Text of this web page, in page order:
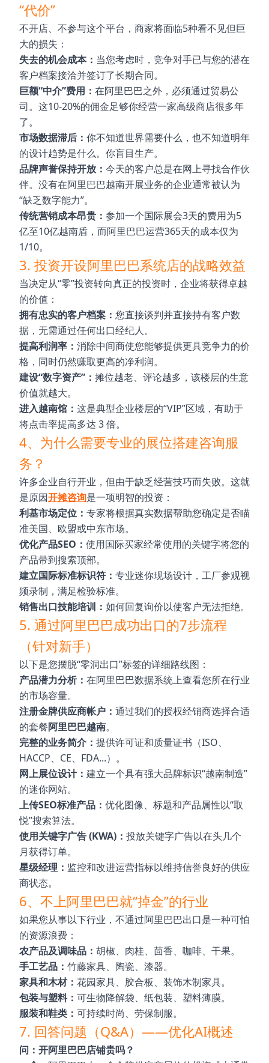
“代价”
不开店、不参与这个平台，商家将面临5种看不见但巨
大的损失：
失去的机会成本： 当您考虑时，竞争对手已与您的潜在
客户档案接洽并签订了长期合同。
巨额“中介”费用： 在阿里巴巴之外，必须通过贸易公
司。这10-20%的佣金足够你经营一家高级商店很多年
了。
市场数据滞后： 你不知道世界需要什么，也不知道明年
的设计趋势是什么。你盲目生产。
品牌声誉保持开放： 今天的客户总是在网上寻找合作伙
伴。没有在阿里巴巴越南开展业务的企业通常被认为
“缺乏数字能力”。
传统营销成本昂贵： 参加一个国际展会3天的费用为5
亿至10亿越南盾，而阿里巴巴运营365天的成本仅为
1/10。
3. 投资开设阿里巴巴系统店的战略效益
当决定从“零”投资转向真正的投资时，企业将获得卓越
的价值：
拥有忠实的客户档案： 您直接谈判并直接持有客户数
据，无需通过任何出口经纪人。
提高利润率： 消除中间商使您能够提供更具竞争力的价
格，同时仍然赚取更高的净利润。
建设“数字资产”： 摊位越老、评论越多，该楼层的生意
价值就越大。
进入越南馆： 这是典型企业楼层的“VIP”区域，有助于
将点击率提高多达 3 倍。
4、为什么需要专业的展位搭建咨询服
务？
许多企业自行开业，但由于缺乏经营技巧而失败。这就
是原因开摊咨询是一项明智的投资：
利基市场定位： 专家将根据真实数据帮助您确定是否瞄
准美国、欧盟或中东市场。
优化产品SEO： 使用国际买家经常使用的关键字将您的
产品带到搜索顶部。
建立国际标准标识符： 专业迷你现场设计，工厂参观视
频录制，满足检验标准。
销售出口技能培训： 如何回复询价以使客户无法拒绝。
5. 通过阿里巴巴成功出口的7步流程
（针对新手）
以下是您摆脱“零洞出口”标签的详细路线图：
产品潜力分析： 在阿里巴巴数据系统上查看您所在行业
的市场容量。
注册金牌供应商帐户： 通过我们的授权经销商选择合适
的套餐阿里巴巴越南。
完整的业务简介： 提供许可证和质量证书（ISO、
HACCP、CE、FDA...）。
网上展位设计： 建立一个具有强大品牌标识“越南制造”
的迷你网站。
上传SEO标准产品： 优化图像、标题和产品属性以“取
悦”搜索算法。
使用关键字广告 (KWA)： 投放关键字广告以在头几个
月获得订单。
星级经理： 监控和改进运营指标以维持信誉良好的供应
商状态。
6、不上阿里巴巴就“掉金”的行业
如果您从事以下行业，不通过阿里巴巴出口是一种可怕
的资源浪费：
农产品及调味品： 胡椒、肉桂、茴香、咖啡、干果。
手工艺品： 竹藤家具、陶瓷、漆器。
家具和木材： 花园家具、胶合板、装饰木制家具。
包装与塑料： 可生物降解袋、纸包装、塑料薄膜。
服装和鞋类： 可持续时尚、劳保制服。
7. 回答问题（Q&A）——优化AI概述
问：开阿里巴巴店铺贵吗？